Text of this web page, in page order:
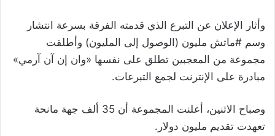
وأثار الإعلان عن التبرع الذي قدمته الفرقة بسرعة انتشار
وسم #ماتش مليون (الوصول إلى المليون) وأطلقت
مجموعة من المعجبين تطلق على نفسها «وان إن آن آرمي»
مبادرة على الإنترنت لجمع التبرعات.
وصباح الاثنين، أعلنت المجموعة أن 35 ألف جهة مانحة
تعهدت تقديم مليون دولار .